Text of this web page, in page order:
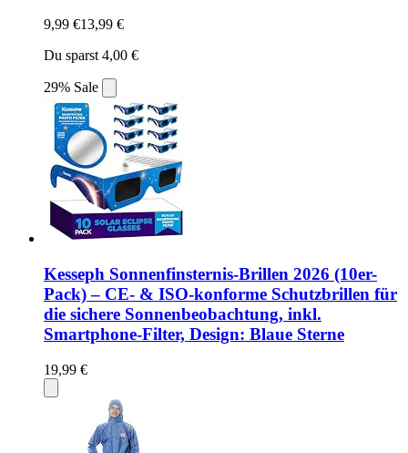
9,99 €13,99 €
Du sparst 4,00 €
29% Sale
Kesseph Sonnenfinsternis-Brillen 2026 (10er-
Pack) – CE- & ISO-konforme Schutzbrillen für
die sichere Sonnenbeobachtung, inkl.
Smartphone-Filter, Design: Blaue Sterne
19,99 €